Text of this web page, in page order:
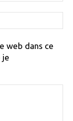
:
web dans ce
je